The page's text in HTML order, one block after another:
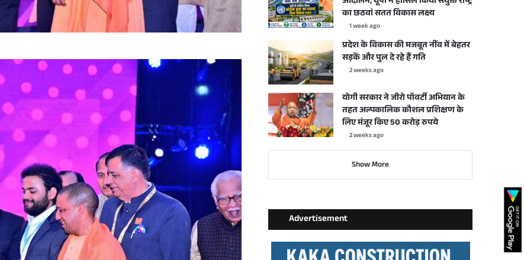
का छठवां सतत विकास लक्ष्य
1 week ago
प्रदेश के विकास की मजबूत नींव में बेहतर
सड़कें और पुल दे रहे हैं गति
2 weeks ago
योगी सरकार ने जीरो पॉवर्टी अभियान के
तहत अल्पकालिक कौशल प्रशिक्षण के
लिए मंजूर किए 50 करोड़ रुपये
2 weeks ago
Show More
Advertisement